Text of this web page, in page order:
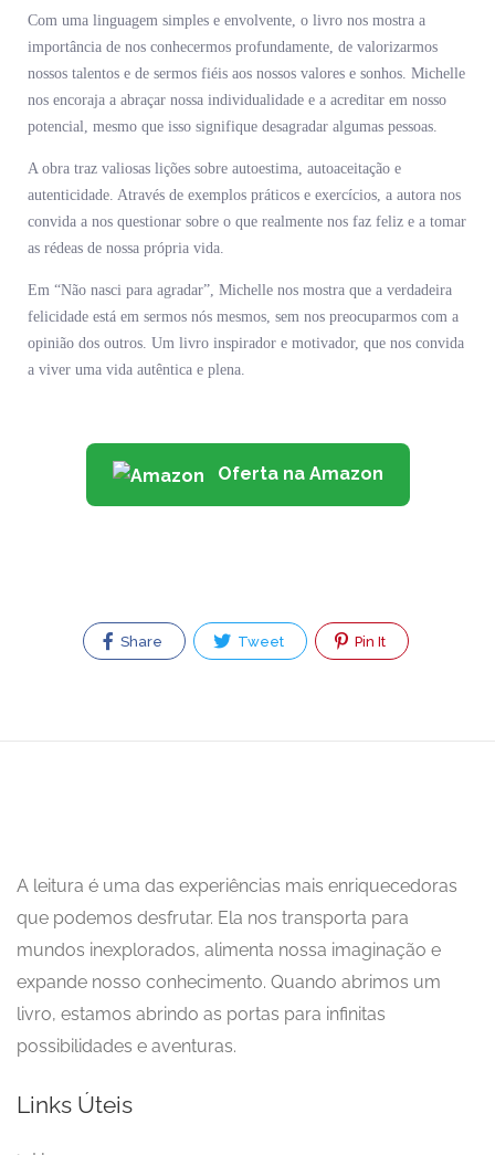
Com uma linguagem simples e envolvente, o livro nos mostra a
importância de nos conhecermos profundamente, de valorizarmos
nossos talentos e de sermos fiéis aos nossos valores e sonhos. Michelle
nos encoraja a abraçar nossa individualidade e a acreditar em nosso
potencial, mesmo que isso signifique desagradar algumas pessoas.
A obra traz valiosas lições sobre autoestima, autoaceitação e
autenticidade. Através de exemplos práticos e exercícios, a autora nos
convida a nos questionar sobre o que realmente nos faz feliz e a tomar
as rédeas de nossa própria vida.
Em “Não nasci para agradar”, Michelle nos mostra que a verdadeira
felicidade está em sermos nós mesmos, sem nos preocuparmos com a
opinião dos outros. Um livro inspirador e motivador, que nos convida
a viver uma vida autêntica e plena.
Oferta na Amazon
Share Tweet Pin It
A leitura é uma das experiências mais enriquecedoras
que podemos desfrutar. Ela nos transporta para
mundos inexplorados, alimenta nossa imaginação e
expande nosso conhecimento. Quando abrimos um
livro, estamos abrindo as portas para infinitas
possibilidades e aventuras.
Links Úteis